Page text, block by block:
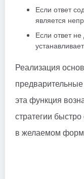
Если ответ
является
Если ответ не
Реализация
эта функция
стратегии
в желаемом